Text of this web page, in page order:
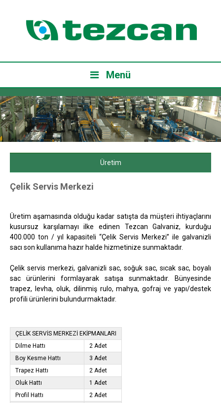
Menü
Üretim
Çelik Servis Merkezi
Üretim aşamasında olduğu kadar satışta da müşteri ihtiyaçlarını
kusursuz karşılamayı ilke edinen Tezcan Galvaniz, kurduğu
400.000 ton / yıl kapasiteli “Çelik Servis Merkezi” ile galvanizli
sacı son kullanıma hazır halde hizmetinize sunmaktadır.
Çelik servis merkezi, galvanizli sac, soğuk sac, sıcak sac, boyalı
sac ürünlerini formlayarak satışa sunmaktadır. Bünyesinde
trapez, levha, oluk, dilinmiş rulo, mahya, gofraj ve yapı/destek
profili ürünlerini bulundurmaktadır.
ÇELİK SERVİS MERKEZİ EKİPMANLARI
Dilme Hattı
2 Adet
Boy Kesme Hattı
3 Adet
Trapez Hattı
2 Adet
Oluk Hattı
1 Adet
Profil Hattı
2 Adet